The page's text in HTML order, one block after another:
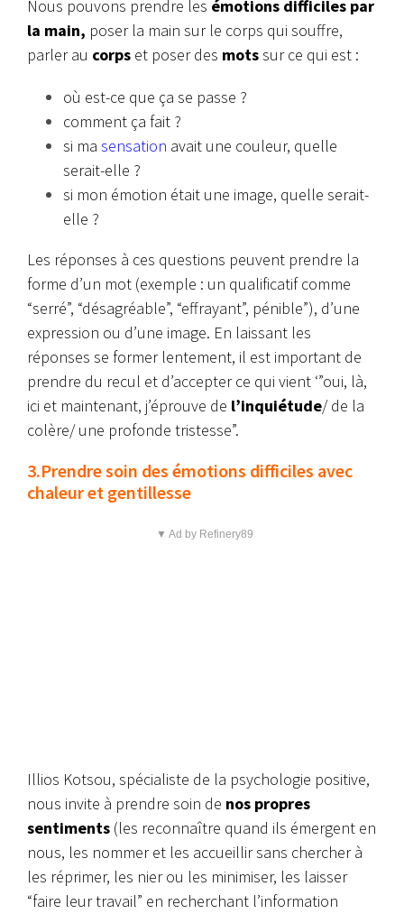
Nous pouvons prendre les émotions difficiles par
la main, poser la main sur le corps qui souffre,
parler au corps et poser des motssur ce qui est :
où est-ce que ça se passe ?
comment ça fait ?
si ma sensation avait une couleur, quelle
serait-elle ?
si mon émotion était une image, quelle serait-
elle ?
Les réponses à ces questions peuvent prendre la
forme d’un mot (exemple : un qualificatif comme
“serré”, “désagréable”, “effrayant”, pénible”), d’une
expression ou d’une image. En laissant les
réponses se former lentement, il est important de
prendre du recul et d’accepter ce qui vient ‘”oui, là,
ici et maintenant, j’éprouve de l’inquiétude/ de la
colère/ une profonde tristesse”.
3.Prendre soin des émotions difficiles avec
chaleur et gentillesse
▼ Ad by Refinery89
Illios Kotsou, spécialiste de la psychologie positive,
nous invite à prendre soin de nos propres
sentiments (les reconnaître quand ils émergent en
nous, les nommer et les accueillir sans chercher à
les réprimer, les nier ou les minimiser, les laisser
“faire leur travail” en recherchant l’information